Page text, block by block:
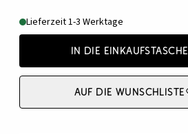
Lieferzeit 1-3 Werktage
In die Einkaufstasche
Auf die Wunschliste